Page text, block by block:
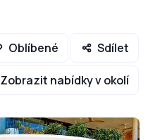
Oblíbené Sdílet
Zobrazit nabídky v okolí